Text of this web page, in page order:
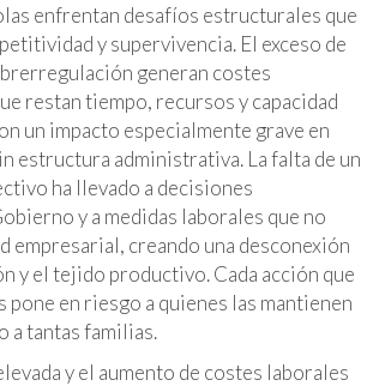
enfrentan desafíos estructurales que
y supervivencia. El exceso de
generan costes
restan tiempo, recursos y capacidad
un impacto especialmente grave en
estructura administrativa. La falta de un
ha llevado a decisiones
y a medidas laborales que no
empresarial, creando una desconexión
y el tejido productivo. Cada acción que
pone en riesgo a quienes las mantienen
a tantas familias.
y el aumento de costes laborales